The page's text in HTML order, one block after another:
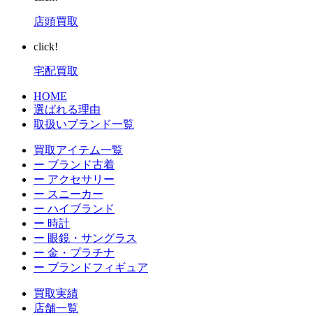
店頭買取
click!
宅配買取
HOME
選ばれる理由
取扱いブランド一覧
買取アイテム一覧
ー ブランド古着
ー アクセサリー
ー スニーカー
ー ハイブランド
ー 時計
ー 眼鏡・サングラス
ー 金・プラチナ
ー ブランドフィギュア
買取実績
店舗一覧